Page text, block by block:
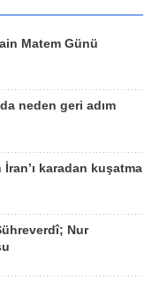
Matem Günü
neden geri adım
karadan kuşatma
Nur